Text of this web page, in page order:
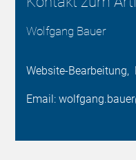
Wolfgang Bauer
Website-
Email: